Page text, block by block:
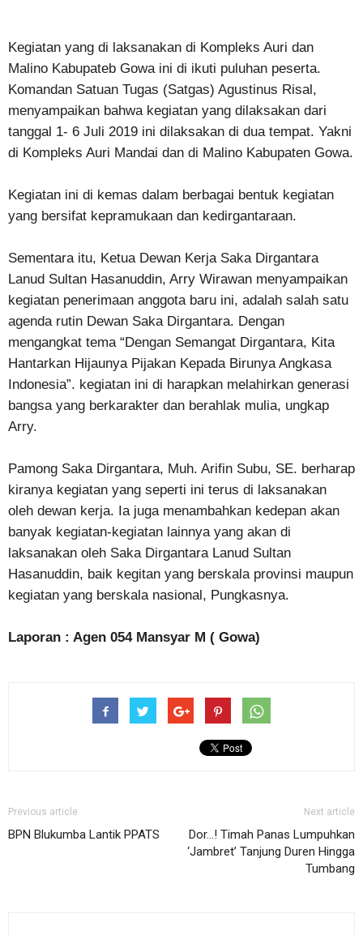
Kegiatan yang di laksanakan di Kompleks Auri dan
Malino Kabupateb Gowa ini di ikuti puluhan peserta.
Komandan Satuan Tugas (Satgas) Agustinus Risal,
menyampaikan bahwa kegiatan yang dilaksakan dari
tanggal 1- 6 Juli 2019 ini dilaksakan di dua tempat. Yakni
di Kompleks Auri Mandai dan di Malino Kabupaten Gowa.
Kegiatan ini di kemas dalam berbagai bentuk kegiatan
yang bersifat kepramukaan dan kedirgantaraan.
Sementara itu, Ketua Dewan Kerja Saka Dirgantara
Lanud Sultan Hasanuddin, Arry Wirawan menyampaikan
kegiatan penerimaan anggota baru ini, adalah salah satu
agenda rutin Dewan Saka Dirgantara. Dengan
mengangkat tema “Dengan Semangat Dirgantara, Kita
Hantarkan Hijaunya Pijakan Kepada Birunya Angkasa
Indonesia”. kegiatan ini di harapkan melahirkan generasi
bangsa yang berkarakter dan berahlak mulia, ungkap
Arry.
Pamong Saka Dirgantara, Muh. Arifin Subu, SE. berharap
kiranya kegiatan yang seperti ini terus di laksanakan
oleh dewan kerja. Ia juga menambahkan kedepan akan
banyak kegiatan-kegiatan lainnya yang akan di
laksanakan oleh Saka Dirgantara Lanud Sultan
Hasanuddin, baik kegitan yang berskala provinsi maupun
kegiatan yang berskala nasional, Pungkasnya.
Laporan : Agen 054 Mansyar M ( Gowa)
Previous article
BPN Blukumba Lantik PPATS
Next article
Dor…! Timah Panas Lumpuhkan
‘Jambret’ Tanjung Duren Hingga
Tumbang